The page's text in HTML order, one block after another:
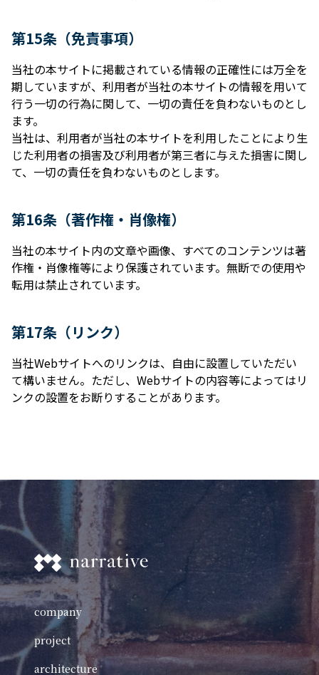
第15条（免責事項）
当社の本サイトに掲載されている情報の正確性には万全を
期していますが、利⽤者が当社の本サイトの情報を⽤いて
⾏う⼀切の⾏為に関して、⼀切の責任を負わないものとし
ます。
当社は、利⽤者が当社の本サイトを利⽤したことにより⽣
じた利⽤者の損害及び利⽤者が第三者に与えた損害に関し
て、⼀切の責任を負わないものとします。
第16条（著作権・肖像権）
当社の本サイト内の⽂章や画像、すべてのコンテンツは著
作権・肖像権等により保護されています。無断での使⽤や
転⽤は禁⽌されています。
第17条（リンク）
当社Webサイトへのリンクは、⾃由に設置していただい
て構いません。ただし、Webサイトの内容等によってはリ
ンクの設置をお断りすることがあります。
company
project
architecture